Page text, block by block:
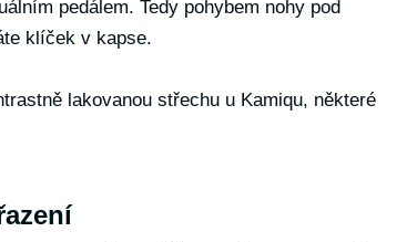
pedálem. Tedy pohybem nohy pod
klíček v kapse.
lakovanou střechu u Kamiqu, některé